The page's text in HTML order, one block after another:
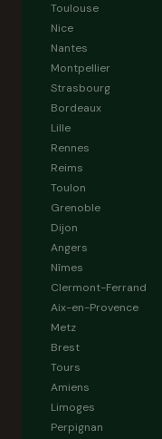
Toulouse
Nice
Nantes
Montpellier
Strasbourg
Bordeaux
Lille
Rennes
Reims
Toulon
Grenoble
Dijon
Angers
Nîmes
Clermont-Ferrand
Aix-en-Provence
Metz
Brest
Tours
Amiens
Limoges
Perpignan